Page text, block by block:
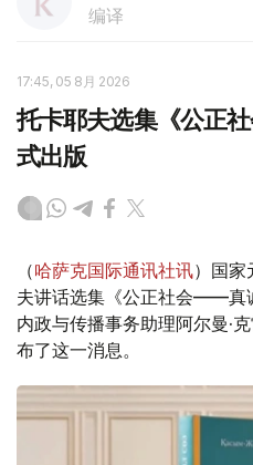
编译
17:45, 05 8月 2026
托卡耶夫选集《公正
式出版
（哈萨克国际通讯社讯）国家
夫讲话选集《公正社会——真
内政与传播事务助理阿尔曼·
布了这一消息。